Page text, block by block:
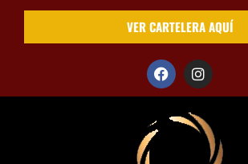
VER CARTELERA AQUÍ